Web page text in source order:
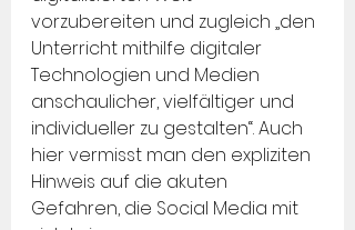
vorzubereiten und zugleich „den
Unterricht mithilfe digitaler
Technologien und Medien
anschaulicher, vielfältiger und
individueller zu gestalten“. Auch
hier vermisst man den expliziten
Hinweis auf die akuten
Gefahren, die Social Media mit